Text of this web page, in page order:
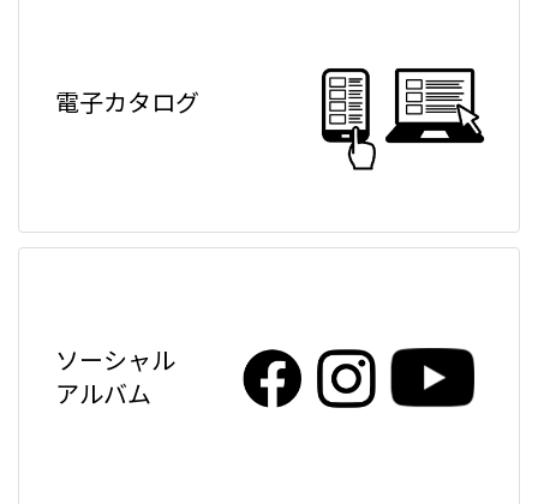
電子カタログ
ソーシャル
アルバム